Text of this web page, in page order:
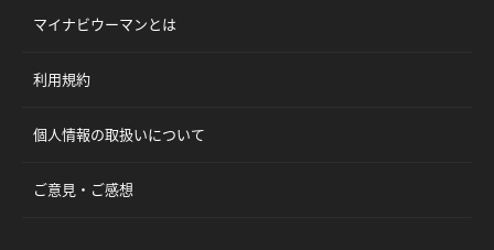
マイナビウーマンとは
利用規約
個人情報の取扱いについて
ご意見・ご感想